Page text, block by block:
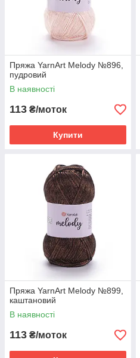
Пряжа YarnArt Melody №896,
пудровий
В наявності
113 ₴/моток
Купити
Пряжа YarnArt Melody №899,
каштановий
В наявності
113 ₴/моток